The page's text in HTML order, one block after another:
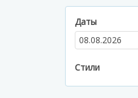
Даты
Стили